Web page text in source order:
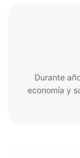
Durante
economía y